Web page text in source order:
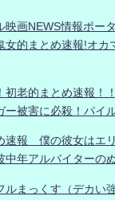
映画NEWS情報ポー
女的まとめ速報!オ
初老的まとめ速報！
ー被害に必殺！パイ
速報 僕の彼女はエ
中年アルバイターの
ルまっくす（デカい